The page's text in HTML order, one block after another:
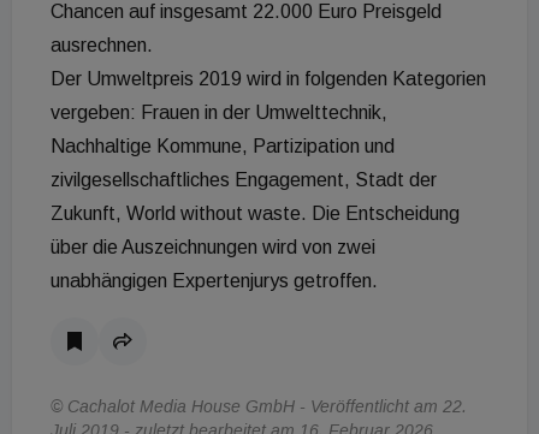
Chancen auf insgesamt 22.000 Euro Preisgeld
ausrechnen.
Der Umweltpreis 2019 wird in folgenden Kategorien
vergeben: Frauen in der Umwelttechnik,
Nachhaltige Kommune, Partizipation und
zivilgesellschaftliches Engagement, Stadt der
Zukunft, World without waste. Die Entscheidung
über die Auszeichnungen wird von zwei
unabhängigen Expertenjurys getroffen.
© Cachalot Media House GmbH - Veröffentlicht am 22.